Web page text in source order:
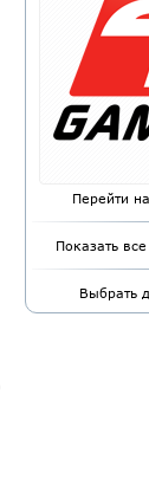
Перейти
Показать
Выбрать